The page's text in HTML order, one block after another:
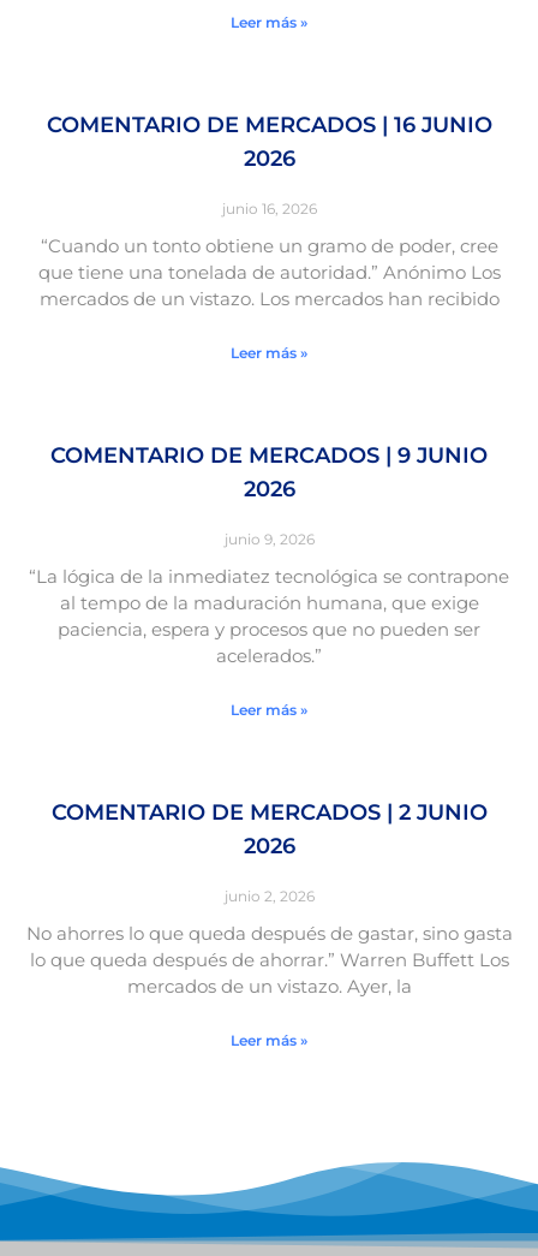
Leer más »
COMENTARIO DE MERCADOS | 16 JUNIO
2026
junio 16, 2026
“Cuando un tonto obtiene un gramo de poder, cree
que tiene una tonelada de autoridad.” Anónimo Los
mercados de un vistazo. Los mercados han recibido
Leer más »
COMENTARIO DE MERCADOS | 9 JUNIO
2026
junio 9, 2026
“La lógica de la inmediatez tecnológica se contrapone
al tempo de la maduración humana, que exige
paciencia, espera y procesos que no pueden ser
acelerados.”
Leer más »
COMENTARIO DE MERCADOS | 2 JUNIO
2026
junio 2, 2026
No ahorres lo que queda después de gastar, sino gasta
lo que queda después de ahorrar.” Warren Buffett Los
mercados de un vistazo. Ayer, la
Leer más »